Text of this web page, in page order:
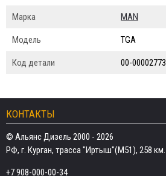
Марка MAN
Модель TGA
Код детали 00-00002773
КОНТАКТЫ
© Альянс Дизель 2000 - 2026
РФ, г. Курган, трасса "Иртыш"(М51), 258 км.
+7 908-000-00-34